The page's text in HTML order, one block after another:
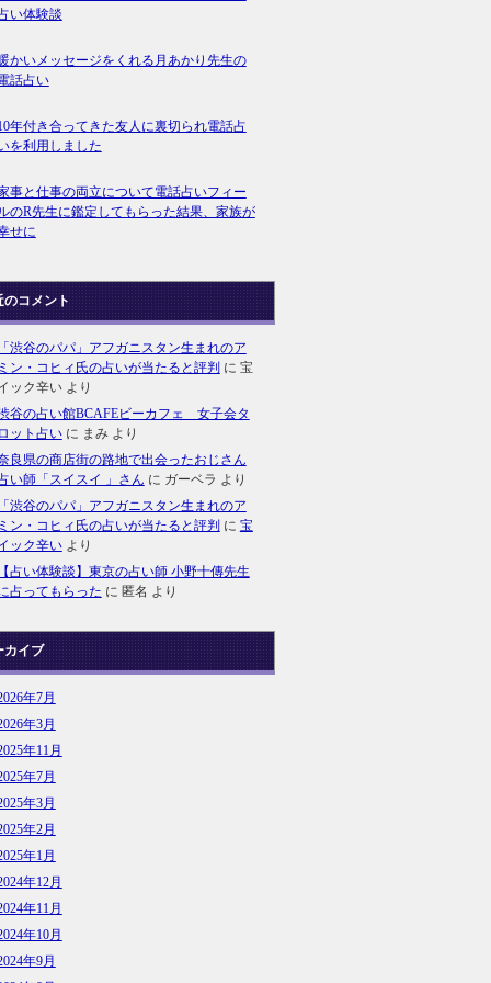
い体験談
かいメッセージをくれる月あかり先生の
話占い
年付き合ってきた友人に裏切られ電話占
を利用しました
事と仕事の両立について電話占いフィー
のR先生に鑑定してもらった結果、家族が
せに
のコメント
渋谷のパパ」アフガニスタン生まれのア
ン・コヒィ氏の占いが当たると評判 に 宝
ック辛いより
谷の占い館BCAFEビーカフェ 女子会タ
ット占いに まみより
良県の商店街の路地で出会ったおじさん
い師「スイスイ 」さん に ガーベラ より
渋谷のパパ」アフガニスタン生まれのア
ン・コヒィ氏の占いが当たると評判 に 宝
ック辛いより
占い体験談】東京の占い師 小野十傳先生
占ってもらった に 匿名 より
カイブ
年7月
年3月
年11月
年7月
年3月
年2月
年1月
年12月
年11月
年10月
年9月